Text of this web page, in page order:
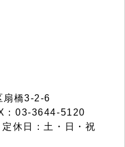
橋3-2-6
：03-3644-5120
休日：土・日・祝